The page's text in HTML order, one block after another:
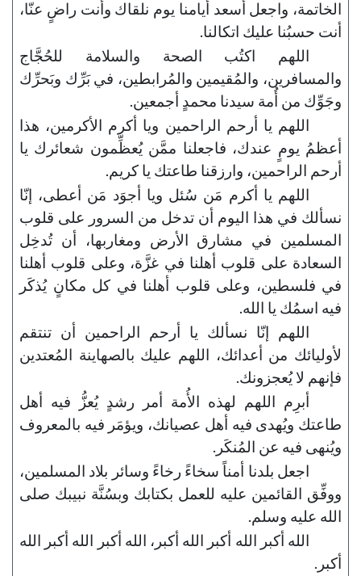
الخاتمة، واجعل أسعد أيامنا يوم نلقاك وأنت راضٍ عنّا،
أنت حسبُنا عليك اتكالنا.
اللهم اكتُب الصحة والسلامة للحُجَّاج
والمسافرين، والمُقيمين والمُرابطين، في بَرِّك وبَحرِّك
وجَوِّك من أُمة سيدنا محمدٍ أجمعين.
اللهم يا أرحم الراحمين ويا أكرم الأكرمين، هذا
أعظمُ يومٍ عندك، فاجعلنا ممَّن يُعظِّمون شعائرك يا
أرحم الراحمين، وارزقنا طاعتك يا كريم.
اللهم يا أكرم مَن سُئل ويا أجوَد مَن أعطى، إنّا
نسألك في هذا اليوم أن تدخل من السرور على قلوب
المسلمين في مشارق الأرض ومغاربها، أن تُدخِل
السعادة على قلوب أهلنا في غزَّة، وعلى قلوب أهلنا
في فلسطين، وعلى قلوب أهلنا في كل مكانٍ يُذكَر
فيه اسمُك يا الله.
اللهم إنّا نسألك يا أرحم الراحمين أن تنتقم
لأوليائك من أعدائك، اللهم عليك بالصهاينة المُعتدين
فإنهم لا يُعجزونك.
أبرِم اللهم لهذه الأُمة أمر رشدٍ يُعزُّ فيه أهل
طاعتك ويُهدى فيه أهل عصيانك، ويؤمَر فيه بالمعروف
ويُنهى فيه عن المُنكَر.
اجعل بلدنا أمناً سخاءً رخاءً وسائر بلاد المسلمين،
ووفِّق القائمين عليه للعمل بكتابك وبسُنَّة نبيبك صلى
الله عليه وسلم.
الله أكبر الله أكبر الله أكبر، الله أكبر الله أكبر الله
أكبر.